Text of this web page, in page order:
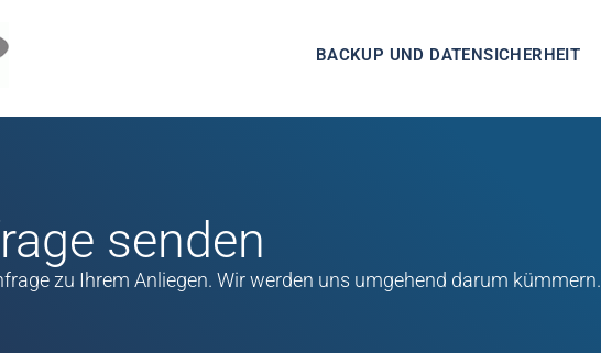
BACKUP UND DATENSICHERHEIT
senden
zu Ihrem Anliegen. Wir werden uns umgehend darum kümmern.